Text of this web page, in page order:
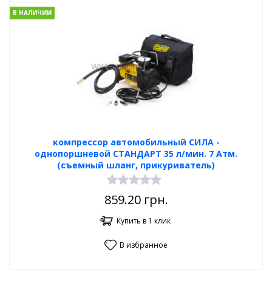
компрессор автомобильный СИЛА -
однопоршневой СТАНДАРТ 35 л/мин. 7 Атм.
(съемный шланг, прикуриватель)
В НАЛИЧИИ
859.20грн.
Купить в 1 клик
В избранное